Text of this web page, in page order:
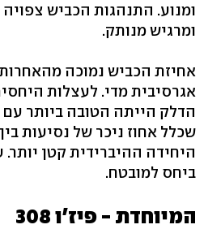
ומנוע. התנהגות הכביש
ומרגיש מנותק.
אחיזת הכביש נמוכה
אגרסיבית מדי. לעצלות
שכלל אחוז ניכר של נסיעות בין
היחידה ההיברידית קטן
ביחס למובטח.
המיוחדת - פיז'ו 308